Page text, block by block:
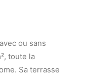
ou sans
toute la
Sa terrasse